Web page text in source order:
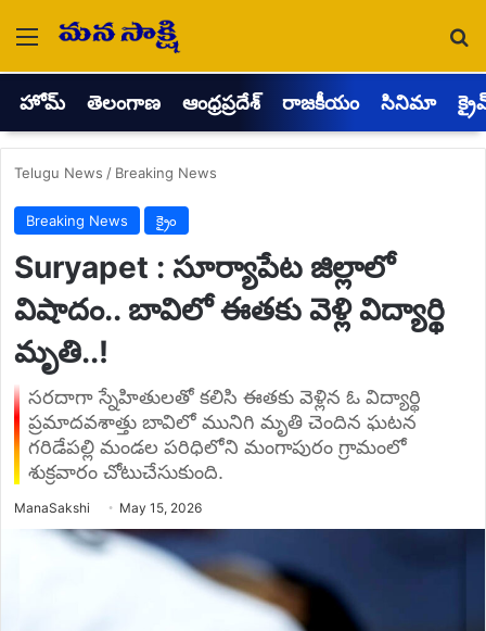
Menu
హోమ్ తెలంగాణ ఆంధ్రప్రదేశ్ రాజకీయం సినిమా
Telugu News / Breaking News
Breaking News క్రైం
Suryapet : సూర్యాపేట జిల్లాలో
విషాదం.. బావిలో ఈతకు వెళ్లి విద్యార్థి
మృతి..!
సరదాగా స్నేహితులతో కలిసి ఈతకు వెళ్లిన ఓ విద్యార్థి
ప్రమాదవశాత్తు బావిలో మునిగి మృతి చెందిన ఘటన
గరిడేపల్లి మండల పరిధిలోని మంగాపురం గ్రామంలో
శుక్రవారం చోటుచేసుకుంది.
ManaSakshi Send
email
May 15, 2026